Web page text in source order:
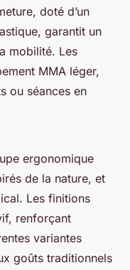
doté d’un
garantit un
mobilité. Les
MMA léger,
ou séances en
ergonomique
de la nature, et
Les finitions
renforçant
variantes
goûts traditionnels